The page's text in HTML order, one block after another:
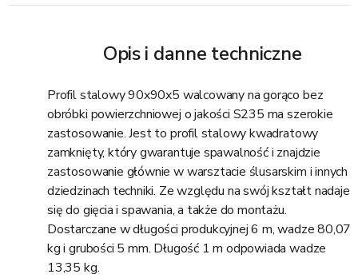
Opis i danne techniczne
Profil stalowy 90x90x5 walcowany na gorąco bez
obróbki powierzchniowej o jakości S235 ma szerokie
zastosowanie. Jest to profil stalowy kwadratowy
zamknięty, który gwarantuje spawalność i znajdzie
zastosowanie głównie w warsztacie ślusarskim i innych
dziedzinach techniki. Ze względu na swój kształt nadaje
się do gięcia i spawania, a także do montażu.
Dostarczane w długości produkcyjnej 6 m, wadze 80,07
kg i grubości 5 mm. Długość 1 m odpowiada wadze
13,35 kg.